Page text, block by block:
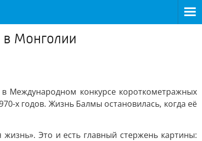
Монголии
Международном конкурсе короткометражных
х годов. Жизнь Балмы остановилась, когда её
Это и есть главный стержень картины: